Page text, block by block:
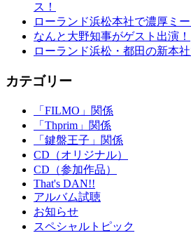
ス！
ローランド浜松本社で濃厚ミ
なんと大野知事がゲスト出演！
ローランド浜松・都田の新本社
カテゴリー
「FILMO」関係
「Thprim」関係
「鍵盤王子」関係
CD（オリジナル）
CD（参加作品）
That's DAN!!
アルバム試聴
お知らせ
スペシャルトピック